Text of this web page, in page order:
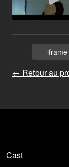
← Retour au
iframe
Cast